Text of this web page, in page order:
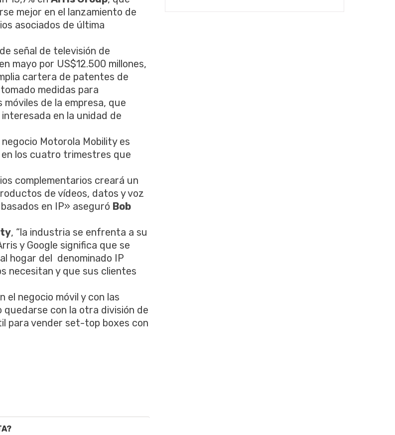
mejor en el lanzamiento de
asociados de última
señal de televisión de
mayo por US$12.500 millones,
cartera de patentes de
medidas para
de la empresa, que
en la unidad de
Motorola Mobility es
en los cuatro trimestres que
complementarios creará un
de vídeos, datos y voz
en IP» aseguró Bob
, “la industria se enfrenta a su
y Google significa que se
hogar del denominado IP
necesitan y que sus clientes
el negocio móvil y con las
con la otra división de
para vender set-top boxes con